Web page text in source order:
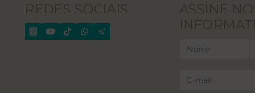
REDES SOCIAIS
ASSINE